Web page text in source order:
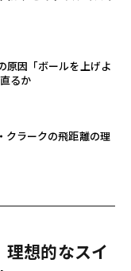
原因「ボールを上げよ
るか
クラークの飛距離の理
理想的なスイ